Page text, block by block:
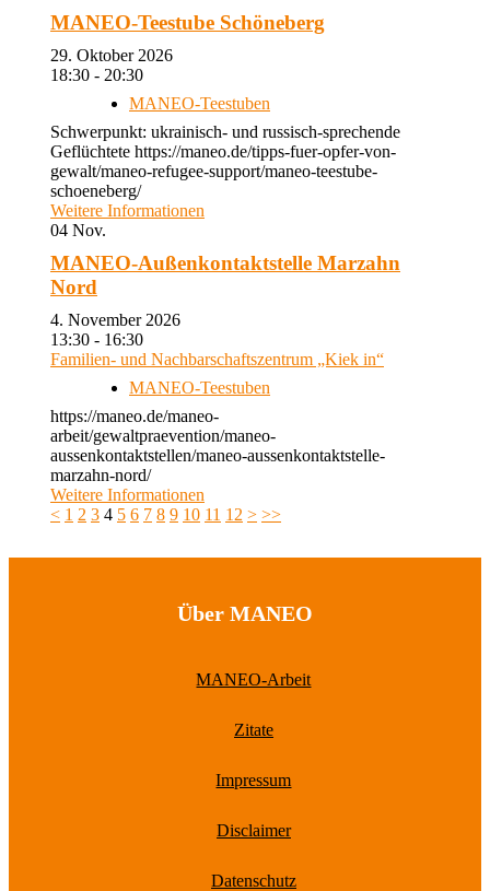
MANEO-Teestube Schöneberg
29. Oktober 2026
18:30 - 20:30
MANEO-Teestuben
Schwerpunkt: ukrainisch- und russisch-sprechende
Geflüchtete https://maneo.de/tipps-fuer-opfer-von-
gewalt/maneo-refugee-support/maneo-teestube-
schoeneberg/
Weitere Informationen
04 Nov.
MANEO-Außenkontaktstelle Marzahn
Nord
4. November 2026
13:30 - 16:30
Familien- und Nachbarschaftszentrum „Kiek in“
MANEO-Teestuben
https://maneo.de/maneo-
arbeit/gewaltpraevention/maneo-
aussenkontaktstellen/maneo-aussenkontaktstelle-
marzahn-nord/
Weitere Informationen
< 1 2 3 4 5 6 7 8 9 10 11 12 > >>
Über MANEO
MANEO-Arbeit
Zitate
Impressum
Disclaimer
Datenschutz